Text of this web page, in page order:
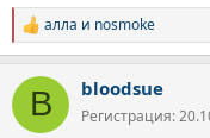
Р
е
к
и
алла и nosmoke
B bloodsue
Регистрация: